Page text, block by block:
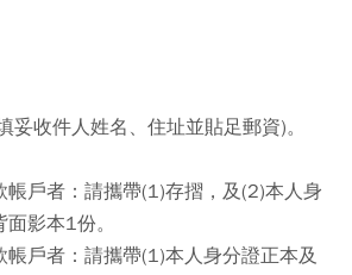
妥收件人姓名、住址並貼足郵資)。
帳戶者：請攜帶(1)存摺，及(2)本人身
影本1份。
帳戶者：請攜帶(1)本人身分證正本及